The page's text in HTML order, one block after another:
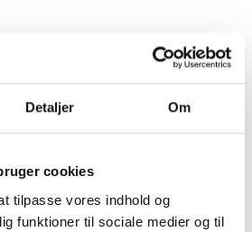
Detaljer Om
cookies
tilpasse vores indhold og
funktioner til sociale medier og til
mig en besked i nedenstående